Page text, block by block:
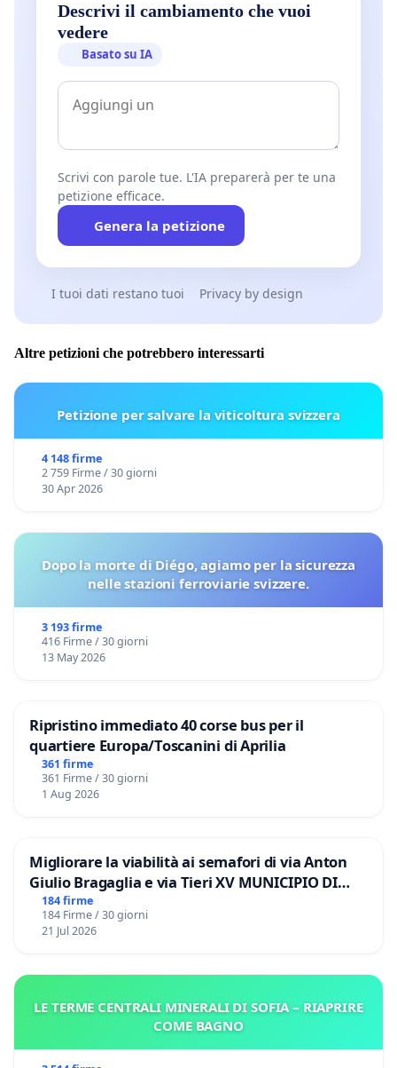
Descrivi il cambiamento che vuoi
vedere
Basato su IA
Scrivi con parole tue. L'IA preparerà per te una
petizione efficace.
Genera la petizione
I tuoi dati restano tuoi Privacy by design
Altre petizioni che potrebbero interessarti
Petizione per salvare la viticoltura svizzera
4 148 firme
2 759 Firme / 30 giorni
30 Apr 2026
Dopo la morte di Diégo, agiamo per la sicurezza
nelle stazioni ferroviarie svizzere.
3 193 firme
416 Firme / 30 giorni
13 May 2026
Ripristino immediato 40 corse bus per il
quartiere Europa/Toscanini di Aprilia
361 firme
361 Firme / 30 giorni
1 Aug 2026
Migliorare la viabilità ai semafori di via Anton
Giulio Bragaglia e via Tieri XV MUNICIPIO DI
ROMA
184 firme
184 Firme / 30 giorni
21 Jul 2026
LE TERME CENTRALI MINERALI DI SOFIA – RIAPRIRE
COME BAGNO